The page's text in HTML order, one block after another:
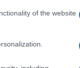
of the website